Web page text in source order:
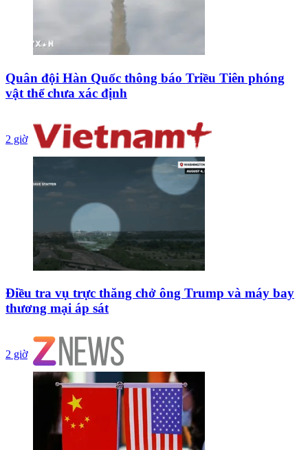
Quân đội Hàn Quốc thông báo Triều Tiên phóng
vật thể chưa xác định
2 giờ
Điều tra vụ trực thăng chở ông Trump và máy bay
thương mại áp sát
2 giờ